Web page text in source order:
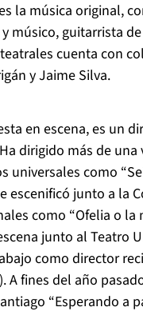
la música original,
músico, guitarrista
cuenta con
y Jaime Silva.
en escena, es un
dirigido más de una
como
escenificó junto a la
como “Ofelia o
junto al Teatro
como director
A fines del año
“Esperando a